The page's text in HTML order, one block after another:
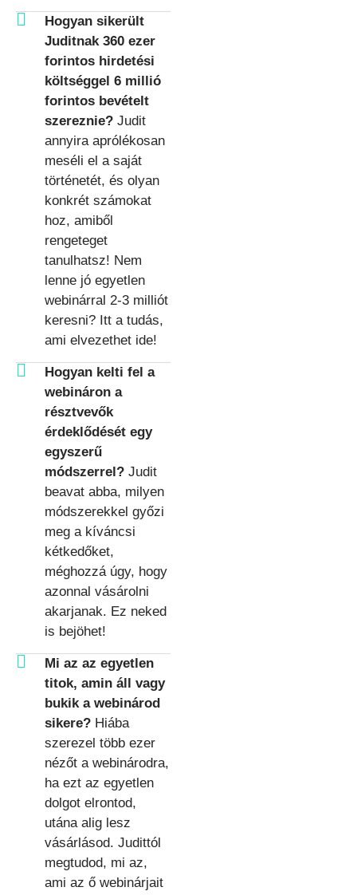
Hogyan sikerült
Juditnak 360 ezer
forintos hirdetési
költséggel 6 millió
forintos bevételt
szereznie? Judit
annyira aprólékosan
meséli el a saját
történetét, és olyan
konkrét számokat
hoz, amiből
rengeteget
tanulhatsz! Nem
lenne jó egyetlen
webinárral 2-3 milliót
keresni? Itt a tudás,
ami elvezethet ide!
Hogyan kelti fel a
webináron a
résztvevők
érdeklődését egy
egyszerű
módszerrel? Judit
beavat abba, milyen
módszerekkel győzi
meg a kíváncsi
kétkedőket,
méghozzá úgy, hogy
azonnal vásárolni
akarjanak. Ez neked
is bejöhet!
Mi az az egyetlen
titok, amin áll vagy
bukik a webinárod
sikere? Hiába
szerezel több ezer
nézőt a webinárodra,
ha ezt az egyetlen
dolgot elrontod,
utána alig lesz
vásárlásod. Judittól
megtudod, mi az,
ami az ő webinárjait